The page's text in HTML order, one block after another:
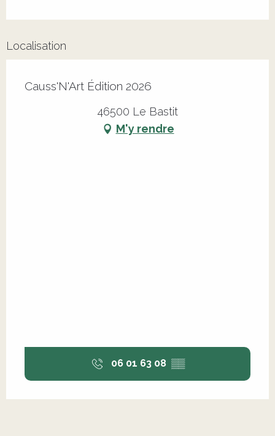
Localisation
Causs'N'Art Édition 2026
46500 Le Bastit
M'y rendre
06 01 63 08 ▒▒